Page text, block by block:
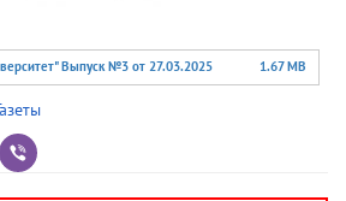
Выпуск №3 от 27.03.2025 1.67 MB